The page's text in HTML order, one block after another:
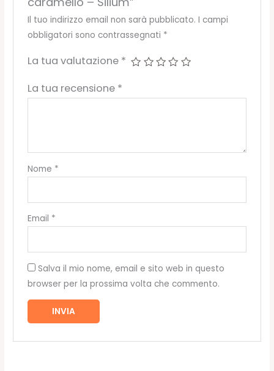
Il tuo indirizzo email non sarà pubblicato. I campi
obbligatori sono contrassegnati *
La tua valutazione *
La tua recensione *
Nome *
Email *
Salva il mio nome, email e sito web in questo
browser per la prossima volta che commento.